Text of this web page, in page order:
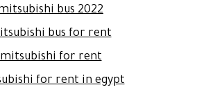
bus 2022
bus for rent
mitsubishi for rent
for rent in egypt